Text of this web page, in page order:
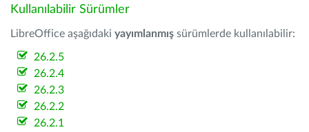
Kullanılabilir Sürümler
LibreOffice aşağıdaki yayımlanmış sürümlerde kullanılabilir:
26.2.5
26.2.4
26.2.3
26.2.2
26.2.1